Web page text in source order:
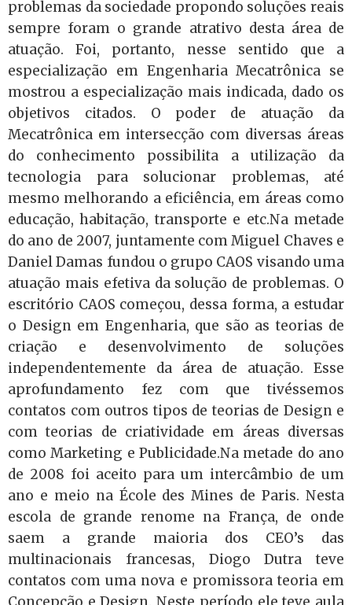
problemas da sociedade propondo soluções reais
sempre foram o grande atrativo desta área de
atuação. Foi, portanto, nesse sentido que a
especialização em Engenharia Mecatrônica se
mostrou a especialização mais indicada, dado os
objetivos citados. O poder de atuação da
Mecatrônica em intersecção com diversas áreas
do conhecimento possibilita a utilização da
tecnologia para solucionar problemas, até
mesmo melhorando a eficiência, em áreas como
educação, habitação, transporte e etc.Na metade
do ano de 2007, juntamente com Miguel Chaves e
Daniel Damas fundou o grupo CAOS visando uma
atuação mais efetiva da solução de problemas. O
escritório CAOS começou, dessa forma, a estudar
o Design em Engenharia, que são as teorias de
criação e desenvolvimento de soluções
independentemente da área de atuação. Esse
aprofundamento fez com que tivéssemos
contatos com outros tipos de teorias de Design e
com teorias de criatividade em áreas diversas
como Marketing e Publicidade.Na metade do ano
de 2008 foi aceito para um intercâmbio de um
ano e meio na École des Mines de Paris. Nesta
escola de grande renome na França, de onde
saem a grande maioria dos CEO’s das
multinacionais francesas, Diogo Dutra teve
contatos com uma nova e promissora teoria em